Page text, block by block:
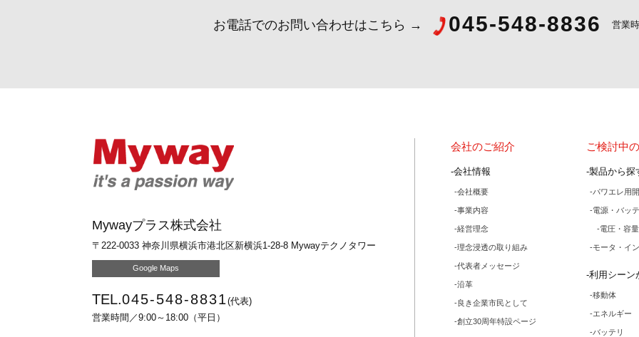
お電話でのお問い合わせはこちら 045-548-8836 営業
Mywayプラス株式会社
〒222-0033 神奈川県横浜市港北区新横浜1-28-8 Mywayテクノタワー
Google Maps
TEL.045-548-8831 (代表)
営業時間／9:00～18:00（平日）
会社のご紹介
会社情報
会社概要
事業内容
経営理念
理念浸透の取り組み
代表者メッセージ
沿革
良き企業市民として
創立30周年特設ページ
ご検討中
製品から探
パワエレ用
電源・バッ
電圧・容
モータ・イ
利用シーン
移動体
エネルギー
バッテリ